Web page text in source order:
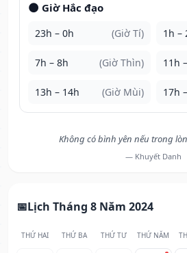
🌑 Giờ Hắc đạo
23h – 0h (Giờ Tí) 1h –
7h – 8h (Giờ Thìn) 11h
13h – 14h (Giờ Mùi) 17h
Không có bình yên nếu trong
— Khuyết Danh
Lịch Tháng 8 Năm 2024
THỨ HAI THỨ BA THỨ TƯ THỨ NĂM